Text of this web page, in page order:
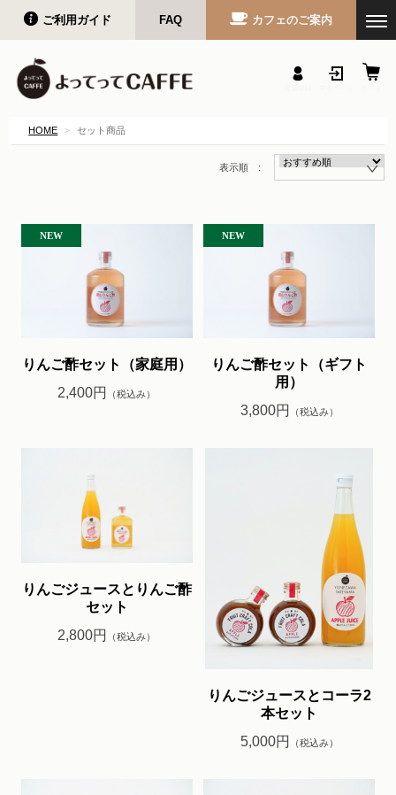
ご利用ガイド FAQ カフェのご案内
HOME セット商品
表示順 :
りんご酢セット（家庭用）
2,400円
（税込み）
りんご酢セット（ギフト
用）
3,800円
（税込み）
りんごジュースとりんご酢
セット
2,800円
（税込み）
りんごジュースとコーラ2
本セット
5,000円
（税込み）